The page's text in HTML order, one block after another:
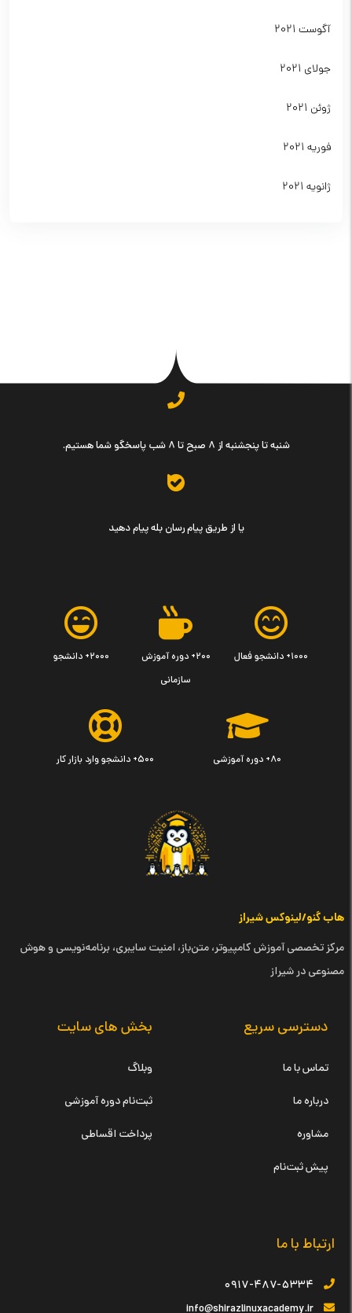
آگوست 2021
جولای 2021
ژوئن 2021
فوریه 2021
ژانویه 2021
شنبه تا پنجشنبه از ۸ صبح تا ۸ شب پاسخگو شما هستیم.
یا از طریق پیام رسان بله پیام دهید
۱۰۰۰+ دانشجو فعال
۲۰۰+ دوره آموزش
سازمانی
۲۰۰۰+ دانشجو
۸۰+ دوره آموزشی ۵۰۰+ دانشجو وارد بازار کار
هاب گنو/لینوکس شیراز
مرکز تخصصی آموزش کامپیوتر، متن‌باز، امنیت سایبری، برنامه‌نویسی و هوش
مصنوعی در شیراز
دسترسی سریع
تماس با ما
درباره ما
مشاوره
پیش ثبت‌نام
بخش های سایت
وبلاگ
ثبت‌نام دوره آموزشی
پرداخت اقساطی
ارتباط با ما
۰۹۱۷-۴۸۷-۵۳۳۴
info@shirazlinuxacademy.ir